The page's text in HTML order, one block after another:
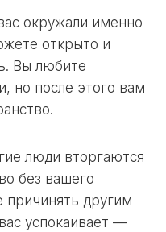
окружали именно
открыто и
Вы любите
но после этого вам
люди вторгаются
без вашего
причинять другим
успокаивает —